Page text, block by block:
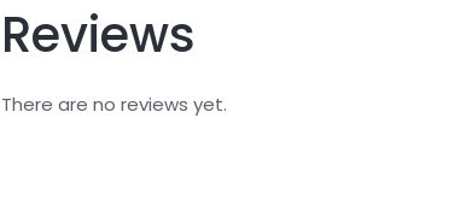
Reviews
There are no reviews yet.